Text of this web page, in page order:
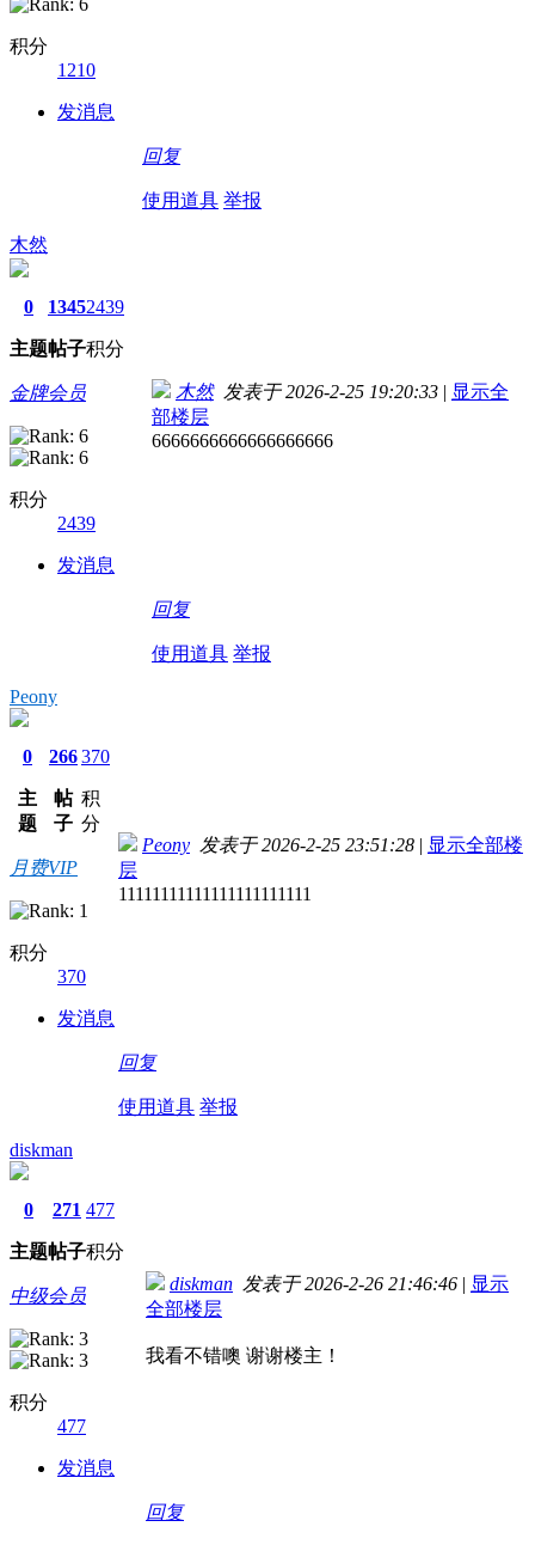
积分
1210
发消息
回复
使用道具 举报
木然
0
主题
1345
帖子
2439
积分
金牌会员
积分
2439
发消息
木然发表于 2026-2-25 19:20:33 | 显示全
部楼层
6666666666666666666
回复
使用道具 举报
Peony
0
主
题
266
帖
子
370
积
分
月费VIP
积分
370
发消息
Peony 发表于 2026-2-25 23:51:28 | 显示全部楼
层
11111111111111111111111
回复
使用道具 举报
diskman
0
主题
271
帖子
477
积分
中级会员
积分
477
发消息
diskman 发表于 2026-2-26 21:46:46 | 显示
全部楼层
我看不错噢 谢谢楼主！
回复